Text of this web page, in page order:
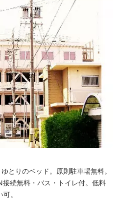
とりのベッド。原則駐車場無料。
続無料・バス・トイレ付。低料
。